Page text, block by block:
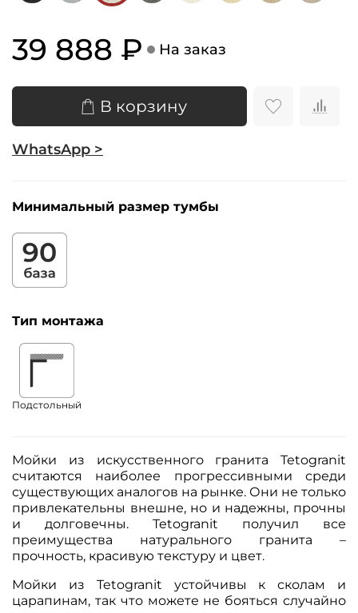
39 888 ₽ На заказ
В корзину
WhatsApp >
Минимальный размер тумбы
Тип монтажа
Подстольный
Мойки из искусственного гранита Tetogranit
считаются наиболее прогрессивными среди
существующих аналогов на рынке. Они не только
привлекательны внешне, но и надежны, прочны
и долговечны. Tetogranit получил все
преимущества натурального гранита –
прочность, красивую текстуру и цвет.
Мойки из Tetogranit устойчивы к сколам и
царапинам, так что можете не бояться случайно